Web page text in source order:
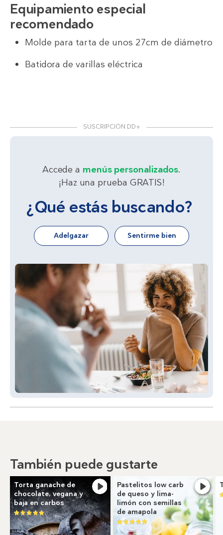
Equipamiento especial
recomendado
Molde para tarta de unos 27cm de diámetro
Batidora de varillas eléctrica
SUSCRIPCIÓN DD+
Accede a menús personalizados.
¡Haz una prueba GRATIS!
¿Qué estás buscando?
Adelgazar Sentirme bien
También puede gustarte
Torta ganache de
chocolate, vegana y
baja en carbos
Pastelitos low carb
de queso y lima-
limón con semillas
de amapola